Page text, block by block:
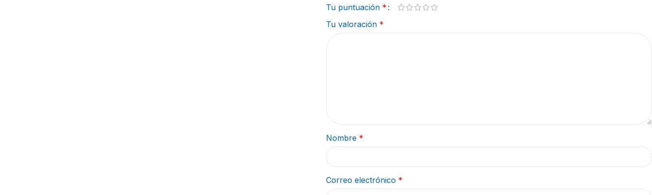
Tu puntuación *
Tu valoración *
Nombre *
Correo electrónico *